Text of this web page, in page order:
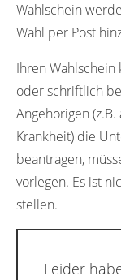
Wahlschein
Wahl per Post
Ihren
oder schriftlich
Angehörigen
Krankheit) die
beantragen,
vorlegen. Es ist
stellen.
Leider